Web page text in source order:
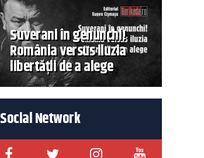
Suverani în genunchi!
România versus iluzia
libertății de a alege
Social Network